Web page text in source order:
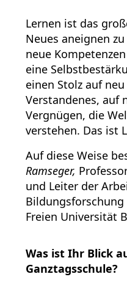
Lernen ist das
Neues aneignen
neue
eine
einen Stolz auf
Verstandenes, auf
Vergnügen, die
verstehen. Das ist
Auf diese Weise
Ramseger,
und Leiter der
Freien Universität
Was ist Ihr Blick
Ganztagsschule?